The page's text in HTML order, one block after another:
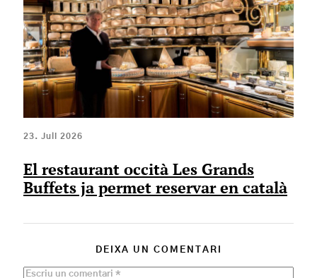
23. Juli 2026
El restaurant occità Les Grands
Buffets ja permet reservar en català
DEIXA UN COMENTARI